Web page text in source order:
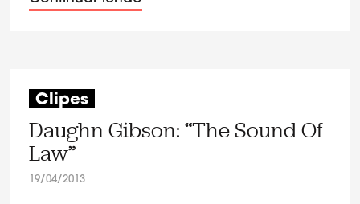
Clipes
Daughn Gibson: “The Sound Of
Law”
19/04/2013